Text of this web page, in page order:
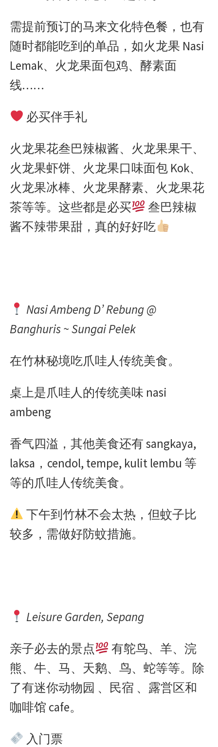
需提前预订的马来文化特色餐，也有
随时都能吃到的单品，如火龙果 Nasi
Lemak、火龙果面包鸡、酵素面
线……
必买伴手礼
火龙果花叁巴辣椒酱、火龙果果干、
火龙果虾饼、火龙果口味面包 Kok、
火龙果冰棒、火龙果酵素、火龙果花
茶等等。这些都是必买
叁巴辣椒
酱不辣带果甜，真的好好吃
Nasi Ambeng D’ Rebung @
Banghuris ~ Sungai Pelek
在竹林秘境吃爪哇人传统美食。
桌上是爪哇人的传统美味 nasi
ambeng
香气四溢，其他美食还有 sangkaya,
laksa，cendol, tempe, kulit lembu 等
等的爪哇人传统美食。
下午到竹林不会太热，但蚊子比
较多，需做好防蚊措施。
Leisure Garden, Sepang
亲子必去的景点
有鸵鸟、羊、浣
熊、牛、马、天鹅、鸟、蛇等等。除
了有迷你动物园 、民宿 、露営区和
咖啡馆 cafe。
入门票